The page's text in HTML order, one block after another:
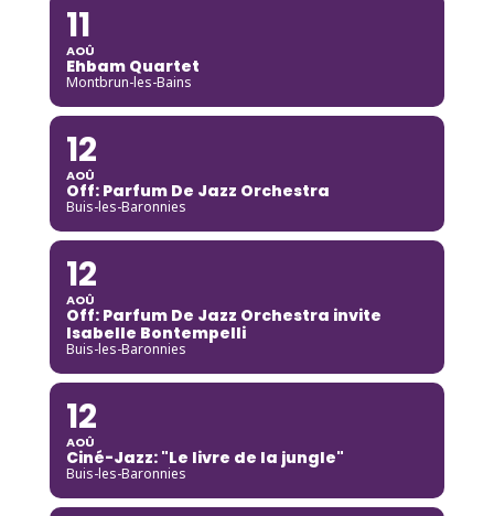
11
AOÛ
Ehbam Quartet
Montbrun-les-Bains
12
AOÛ
Off: Parfum De Jazz Orchestra
Buis-les-Baronnies
12
AOÛ
Off: Parfum De Jazz Orchestra invite
Isabelle Bontempelli
Buis-les-Baronnies
12
AOÛ
Ciné-Jazz: "Le livre de la jungle"
Buis-les-Baronnies